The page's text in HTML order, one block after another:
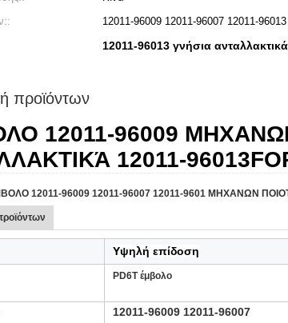
12011-96009 12011-96007 12011-96013
12011-96013 γνήσια
προϊόντων
12011-96009 ΜΗΧΑΝΩΝ
12011-
12011-96009 12011-96007 12011-9601 ΜΗΧΑΝΩΝ
Υψηλή επίδοση
PD6T έμβολο
12011-96009 12011-96007